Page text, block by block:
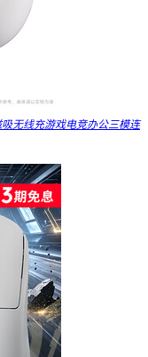
无线充游戏电竞办公三模连